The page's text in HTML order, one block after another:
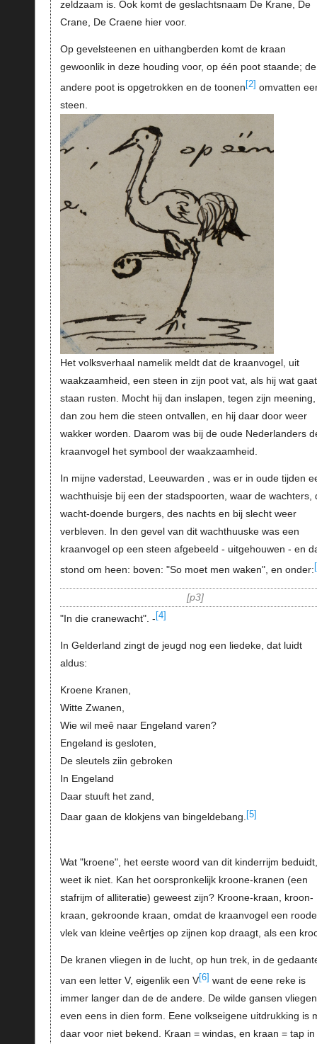
zeldzaam is. Ook komt de geslachtsnaam De Krane, De
Crane, De Craene hier voor.
Op gevelsteenen en uithangberden komt de kraan
gewoonlik in deze houding voor, op één poot staande; de
andere poot is opgetrokken en de toonen [2] omvatten
steen.
Het volksverhaal namelik meldt dat de kraanvogel, uit
waakzaamheid, een steen in zijn poot vat, als hij wat gaat
staan rusten. Mocht hij dan inslapen, tegen zijn meening,
dan zou hem die steen ontvallen, en hij daar door weer
wakker worden. Daarom was bij de oude Nederlanders
kraanvogel het symbool der waakzaamheid.
In mijne vaderstad, Leeuwarden , was er in oude tijden
wachthuisje bij een der stadspoorten, waar de wachters,
wacht-doende burgers, des nachts en bij slecht weer
verbleven. In den gevel van dit wachthuuske was een
kraanvogel op een steen afgebeeld - uitgehouwen - en
stond om heen: boven: "So moet men waken", en onder:
p3
"In die cranewacht". - [4]
In Gelderland zingt de jeugd nog een liedeke, dat luidt
aldus:
Kroene Kranen,
Witte Zwanen,
Wie wil meê naar Engeland varen?
Engeland is gesloten,
De sleutels ziin gebroken
In Engeland
Daar stuuft het zand,
Daar gaan de klokjens van bingeldebang. [5]
Wat "kroene", het eerste woord van dit kinderrijm beduidt,
weet ik niet. Kan het oorspronkelijk kroone-kranen (een
stafrijm of alliteratie) geweest zijn? Kroone-kraan, kroon-
kraan, gekroonde kraan, omdat de kraanvogel een roode
vlek van kleine veêrtjes op zijnen kop draagt, als een
De kranen vliegen in de lucht, op hun trek, in de
van een letter V, eigenlik een V[6] want de eene reke is
immer langer dan de de andere. De wilde gansen vliegen
even eens in dien form. Eene volkseigene uitdrukking is
daar voor niet bekend. Kraan = windas, en kraan = tap in